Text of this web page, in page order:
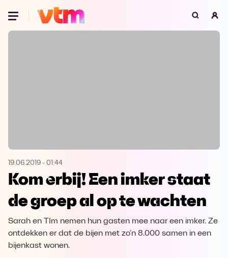
Oeps, browser niet ondersteund
Microsoft Edge Download
Opera Download
19.06.2019 - 01:44
Kom erbij! Een imker staat
de groep al op te wachten
Sarah en TIm nemen hun gasten mee naar een imker. Ze
ontdekken er dat de bijen met zo'n 8.000 samen in een
bijenkast wonen.